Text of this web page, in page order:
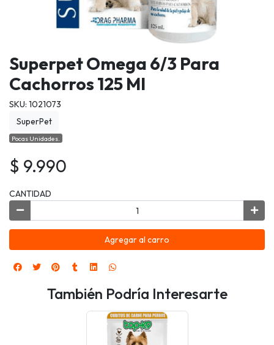
Superpet Omega 6/3 Para
Cachorros 125 Ml
SKU: 1021073
SuperPet
Pocas Unidades.
$ 9.990
CANTIDAD
Agregar al carro
También Podría Interesarte